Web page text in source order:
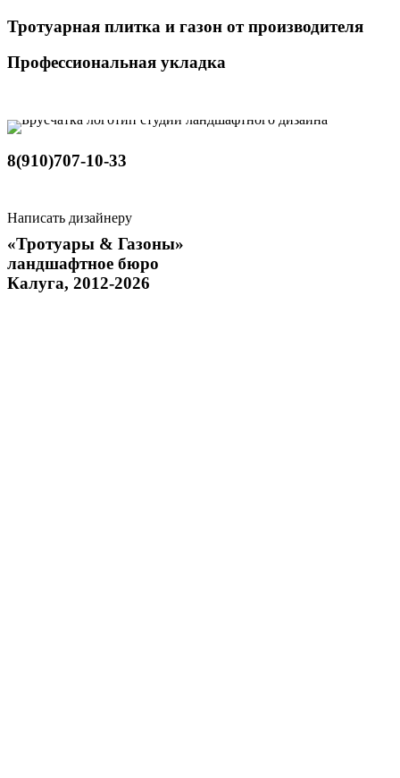
Тротуарная плитка и газон от производителя
Профессиональная укладка
8(910)707-10-33
Написать дизайнеру
«Тротуары & Газоны»
ландшафтное бюро
Калуга, 2012-2026